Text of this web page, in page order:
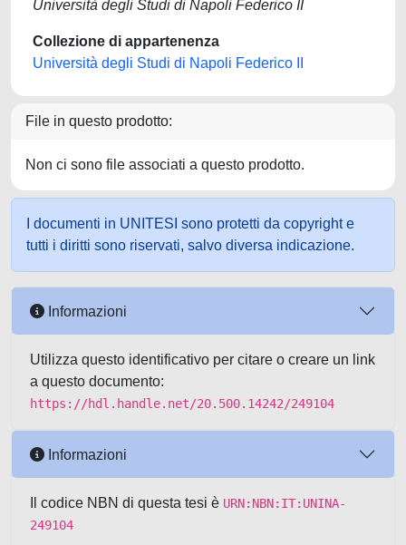
Università degli Studi di Napoli Federico II
Collezione di appartenenza
Università degli Studi di Napoli Federico II
File in questo prodotto:
Non ci sono file associati a questo prodotto.
I documenti in UNITESI sono protetti da copyright e
tutti i diritti sono riservati, salvo diversa indicazione.
Informazioni
Utilizza questo identificativo per citare o creare un link
a questo documento:
https://hdl.handle.net/20.500.14242/249104
Informazioni
Il codice NBN di questa tesi è URN:NBN:IT:UNINA-
249104